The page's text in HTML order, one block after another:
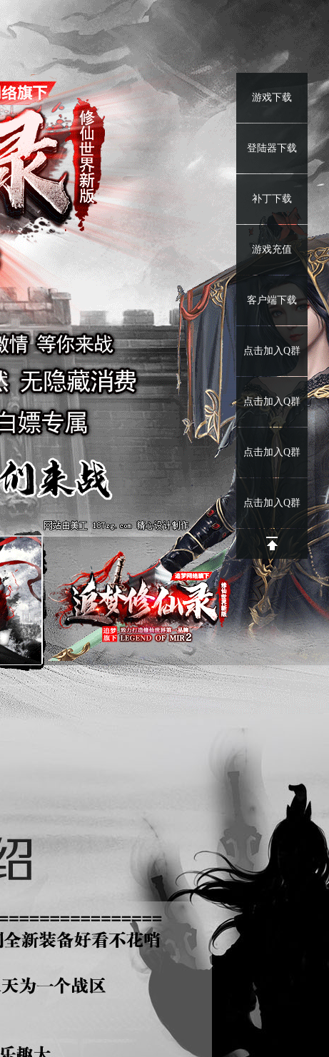
游戏下载
登陆器下载
补丁下载
游戏充值
客户端下载
点击加入Q群
点击加入Q群
点击加入Q群
点击加入Q群